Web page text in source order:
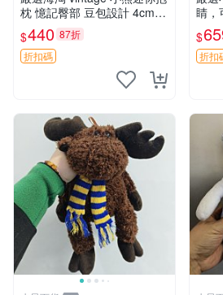
枕 憶記臀部 豆包設計 4cm
高 推薦收藏 迷你豆包小熊、
高臀部、豆袋抱枕
$440 87折
折扣碼
睛，
巾
約克
眼
$
折扣